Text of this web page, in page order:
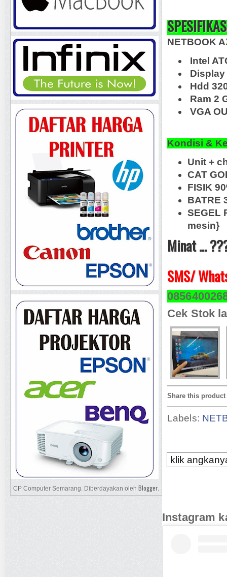
NETBOOK
Intel
Hdd
Ram 2
VGA
Kondisi &
Unit +
CAT
FISIK
BATRE
SEGEL
mesin}
Minat ...
SMS/
Cek Stok
Share this product
Labels:
klik
Instagram
CP Computer Semarang. Diberdayakan oleh Blogger.